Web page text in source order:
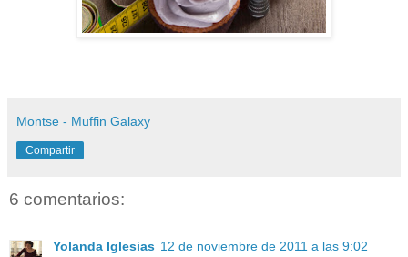
Montse - Muffin Galaxy
Compartir
6 comentarios:
Yolanda Iglesias 12 de noviembre de 2011 a las 9:02